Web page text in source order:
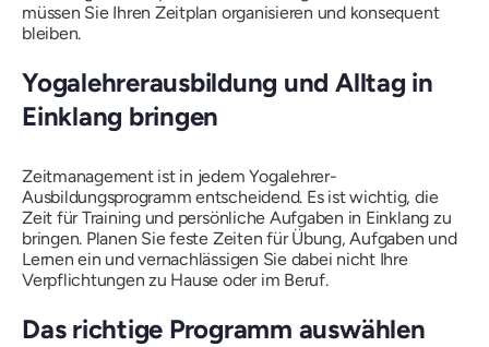
müssen Sie Ihren Zeitplan organisieren und konsequent
bleiben.
Yogalehrerausbildung und Alltag in
Einklang bringen
Zeitmanagement ist in jedem Yogalehrer-
Ausbildungsprogramm entscheidend. Es ist wichtig, die
Zeit für Training und persönliche Aufgaben in Einklang zu
bringen. Planen Sie feste Zeiten für Übung, Aufgaben und
Lernen ein und vernachlässigen Sie dabei nicht Ihre
Verpflichtungen zu Hause oder im Beruf.
Das richtige Programm auswählen